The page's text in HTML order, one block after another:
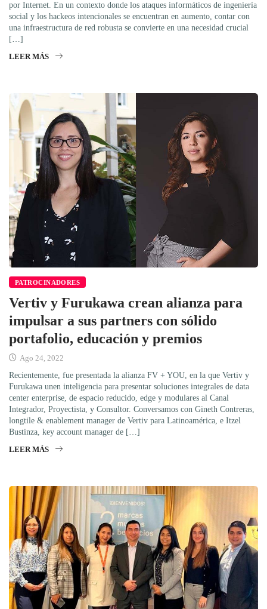
por Internet. En un contexto donde los ataques informáticos de ingeniería
social y los hackeos intencionales se encuentran en aumento, contar con
una infraestructura de red robusta se convierte en una necesidad crucial
[…]
LEER MÁS
PATROCINADORES
Vertiv y Furukawa crean alianza para
impulsar a sus partners con sólido
portafolio, educación y premios
Ago 24, 2022
Recientemente, fue presentada la alianza FV + YOU, en la que Vertiv y
Furukawa unen inteligencia para presentar soluciones integrales de data
center enterprise, de espacio reducido, edge y modulares al Canal
Integrador, Proyectista, y Consultor. Conversamos con Gineth Contreras,
longtile & enablement manager de Vertiv para Latinoamérica, e Itzel
Bustinza, key account manager de […]
LEER MÁS